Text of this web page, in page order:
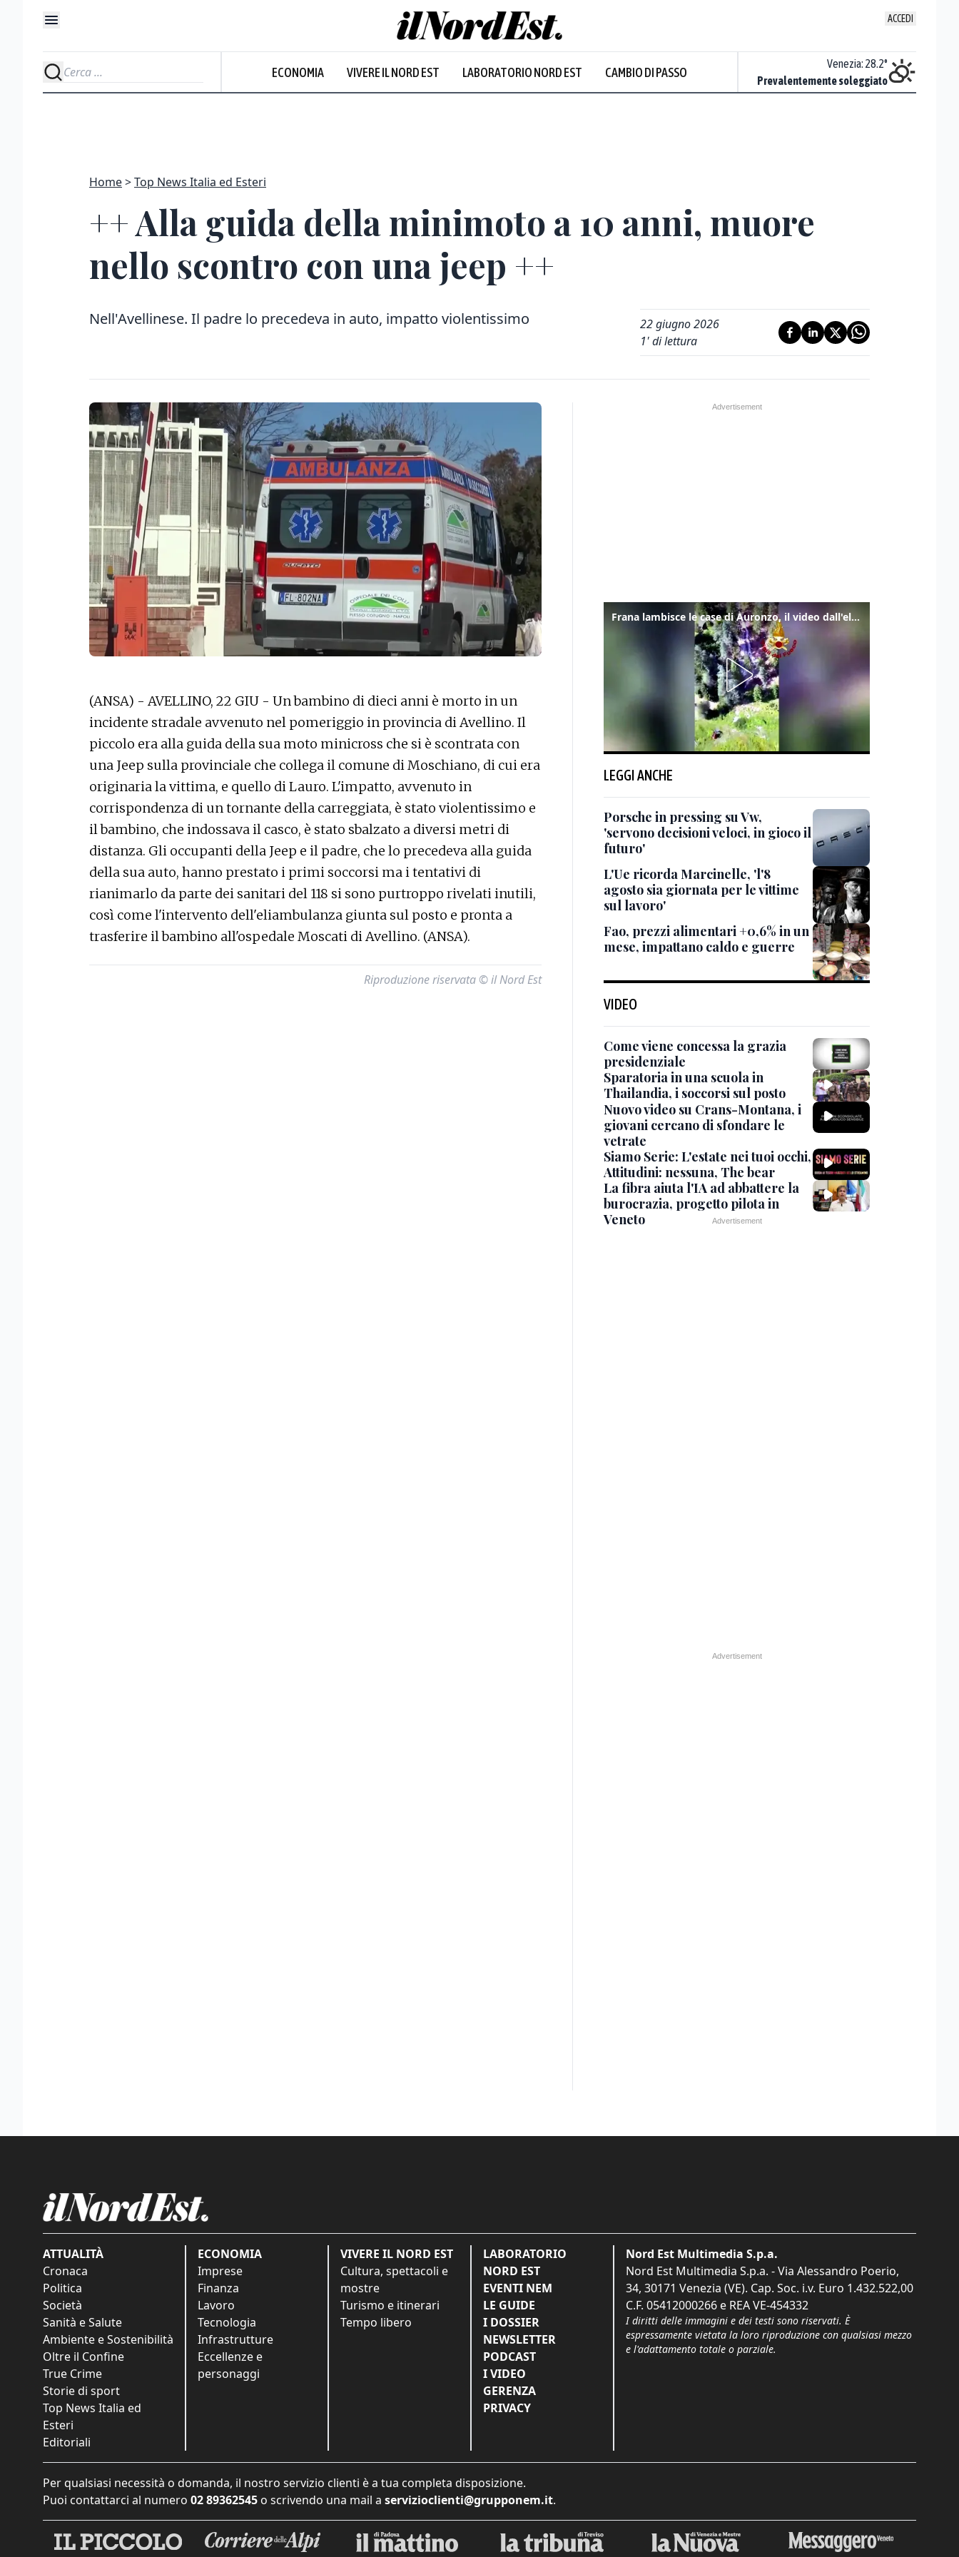
ACCEDI
ECONOMIA VIVERE IL NORD EST LABORATORIO NORD EST CAMBIO DI PASSO
Prevalentemente soleggiato
Venezia: 28.2°
Prevalentemente soleggiato
Home Top News Italia ed Esteri
++ Alla guida della minimoto a 10 anni, muore
nello scontro con una jeep ++
Nell'Avellinese. Il padre lo precedeva in auto, impatto violentissimo
22 giugno 2026
1' di lettura
(ANSA) - AVELLINO, 22 GIU - Un bambino di dieci anni è morto in un
incidente stradale avvenuto nel pomeriggio in provincia di Avellino. Il
piccolo era alla guida della sua moto minicross che si è scontrata con
una Jeep sulla provinciale che collega il comune di Moschiano, di cui era
originaria la vittima, e quello di Lauro. L'impatto, avvenuto in
corrispondenza di un tornante della carreggiata, è stato violentissimo e
il bambino, che indossava il casco, è stato sbalzato a diversi metri di
distanza. Gli occupanti della Jeep e il padre, che lo precedeva alla guida
della sua auto, hanno prestato i primi soccorsi ma i tentativi di
rianimarlo da parte dei sanitari del 118 si sono purtroppo rivelati inutili,
così come l'intervento dell'eliambulanza giunta sul posto e pronta a
trasferire il bambino all'ospedale Moscati di Avellino. (ANSA).
Riproduzione riservata © il Nord Est
Frana lambisce le case di Auronzo, il video dall'elicottero dei vigili del fuoco
LEGGI ANCHE
Porsche in pressing su Vw,
'servono decisioni veloci, in gioco il
futuro'
L'Ue ricorda Marcinelle, 'l'8
agosto sia giornata per le vittime
sul lavoro'
Fao, prezzi alimentari +0,6% in un
mese, impattano caldo e guerre
VIDEO
Come viene concessa la grazia
presidenziale
Sparatoria in una scuola in
Thailandia, i soccorsi sul posto
Nuovo video su Crans-Montana, i
giovani cercano di sfondare le
vetrate
Siamo Serie: L'estate nei tuoi occhi,
Attitudini: nessuna, The bear
La fibra aiuta l'IA ad abbattere la
burocrazia, progetto pilota in
Veneto
ATTUALITÀ
Cronaca
Politica
Società
Sanità e Salute
Ambiente e Sostenibilità
Oltre il Confine
True Crime
Storie di sport
Top News Italia ed
Esteri
Editoriali
ECONOMIA
Imprese
Finanza
Lavoro
Tecnologia
Infrastrutture
Eccellenze e
personaggi
VIVERE IL NORD EST
Cultura, spettacoli e
mostre
Turismo e itinerari
Tempo libero
LABORATORIO
NORD EST
EVENTI NEM
LE GUIDE
I DOSSIER
NEWSLETTER
PODCAST
I VIDEO
GERENZA
PRIVACY
Nord Est Multimedia S.p.a.
Nord Est Multimedia S.p.a. - Via Alessandro Poerio,
34, 30171 Venezia (VE). Cap. Soc. i.v. Euro 1.432.522,00
C.F. 05412000266 e REA VE-454332
I diritti delle immagini e dei testi sono riservati. È
espressamente vietata la loro riproduzione con qualsiasi mezzo
e l'adattamento totale o parziale.
Per qualsiasi necessità o domanda, il nostro servizio clienti è a tua completa disposizione.
Puoi contattarci al numero 02 89362545 o scrivendo una mail a servizioclienti@grupponem.it.